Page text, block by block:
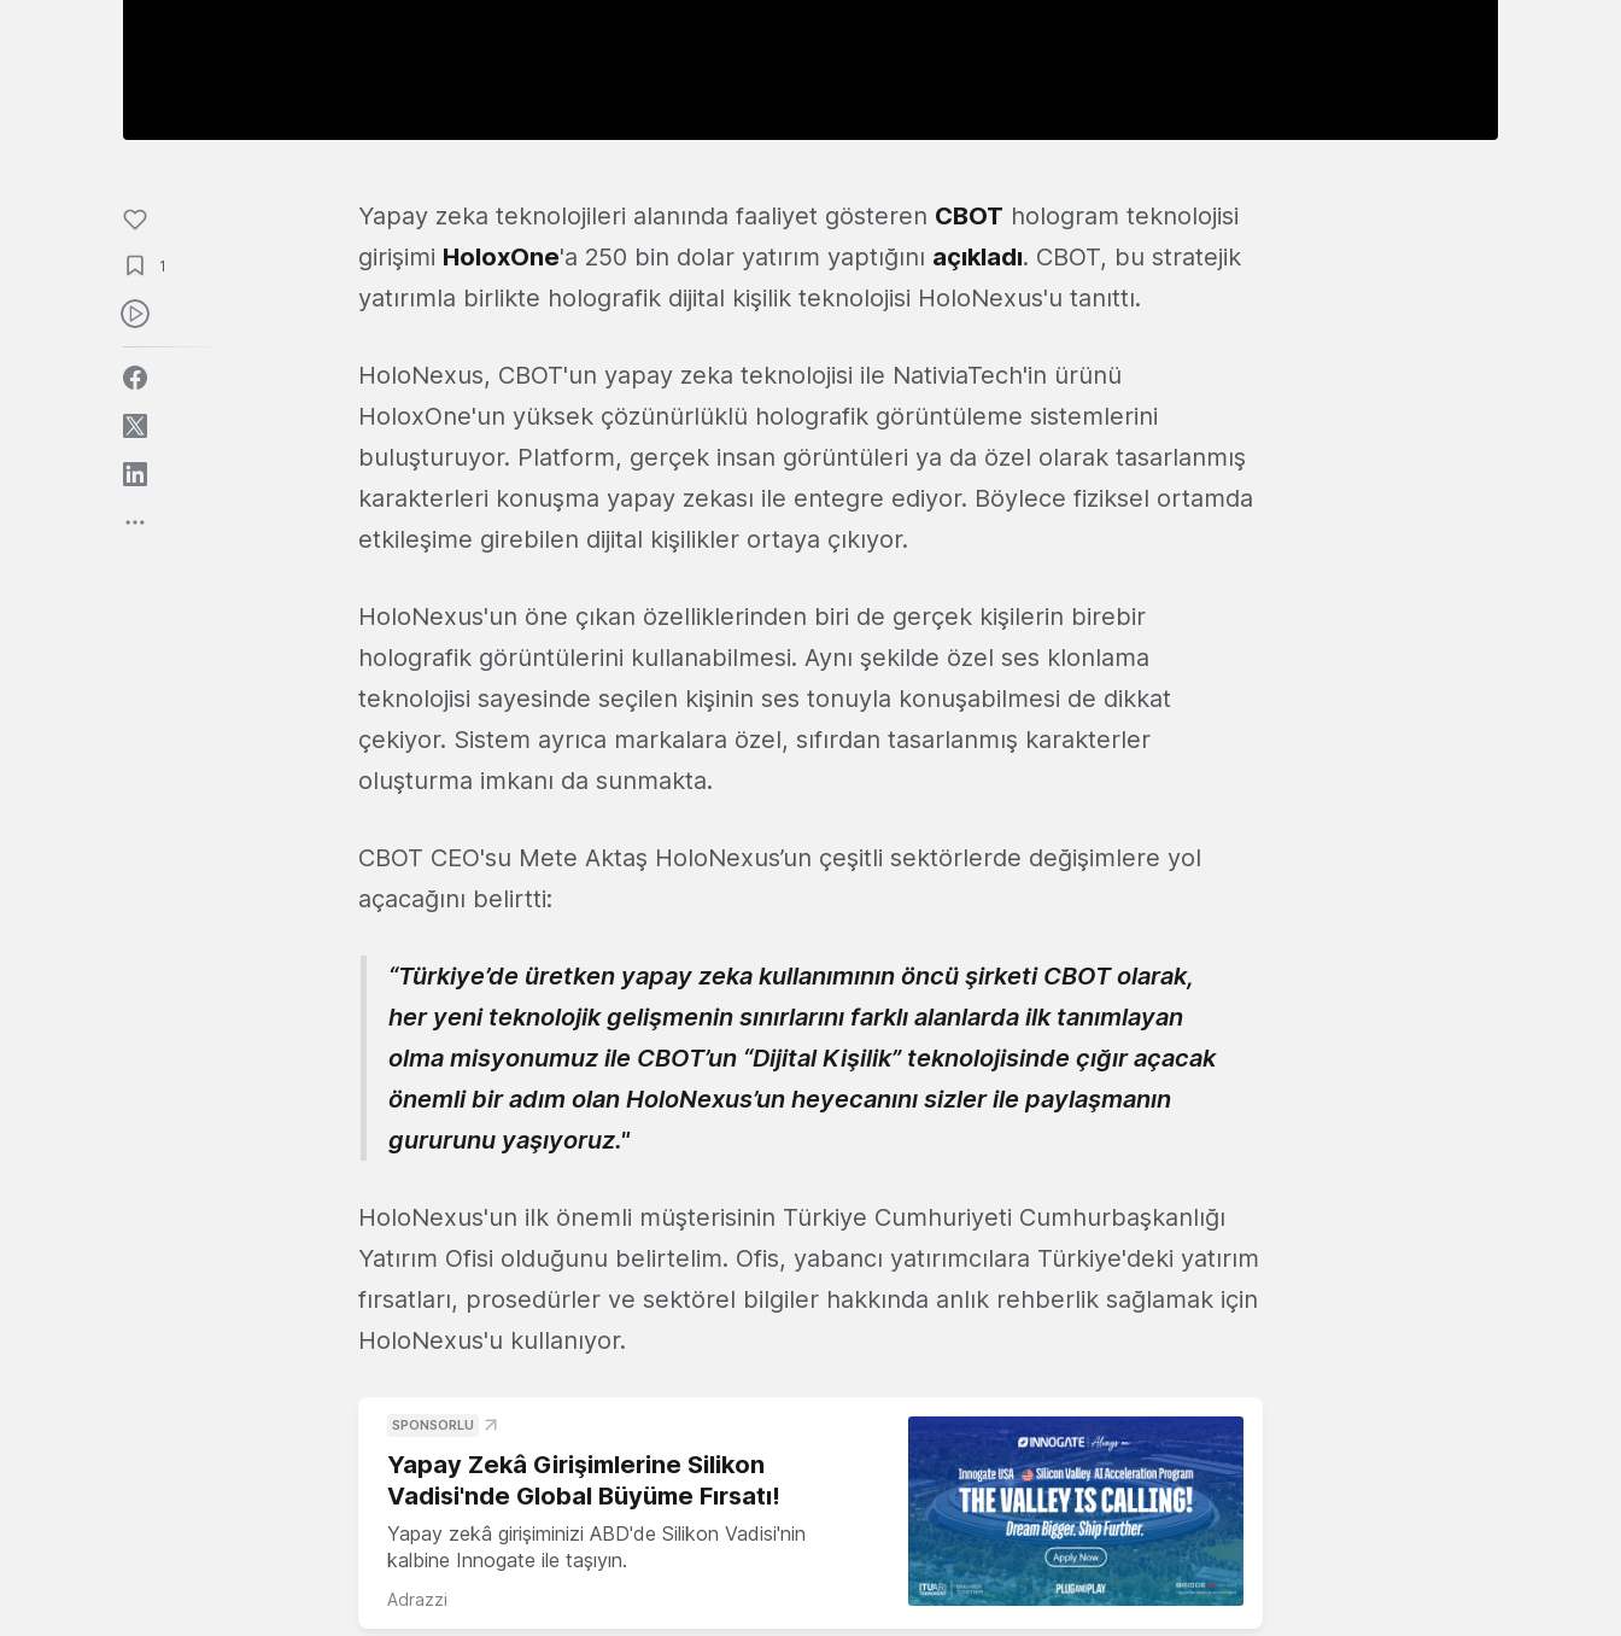
1
Yapay zeka teknolojileri alanında faaliyet gösteren CBOT hologram teknolojisi
girişimi HoloxOne'a 250 bin dolar yatırım yaptığını açıkladı. CBOT, bu stratejik
yatırımla birlikte holografik dijital kişilik teknolojisi HoloNexus'u tanıttı.
HoloNexus, CBOT'un yapay zeka teknolojisi ile NativiaTech'in ürünü
HoloxOne'un yüksek çözünürlüklü holografik görüntüleme sistemlerini
buluşturuyor. Platform, gerçek insan görüntüleri ya da özel olarak tasarlanmış
karakterleri konuşma yapay zekası ile entegre ediyor. Böylece fiziksel ortamda
etkileşime girebilen dijital kişilikler ortaya çıkıyor.
HoloNexus'un öne çıkan özelliklerinden biri de gerçek kişilerin birebir
holografik görüntülerini kullanabilmesi. Aynı şekilde özel ses klonlama
teknolojisi sayesinde seçilen kişinin ses tonuyla konuşabilmesi de dikkat
çekiyor. Sistem ayrıca markalara özel, sıfırdan tasarlanmış karakterler
oluşturma imkanı da sunmakta.
CBOT CEO'su Mete Aktaş HoloNexus’un çeşitli sektörlerde değişimlere yol
açacağını belirtti:
“Türkiye’de üretken yapay zeka kullanımının öncü şirketi CBOT olarak,
her yeni teknolojik gelişmenin sınırlarını farklı alanlarda ilk tanımlayan
olma misyonumuz ile CBOT’un “Dijital Kişilik” teknolojisinde çığır açacak
önemli bir adım olan HoloNexus’un heyecanını sizler ile paylaşmanın
gururunu yaşıyoruz."
HoloNexus'un ilk önemli müşterisinin Türkiye Cumhuriyeti Cumhurbaşkanlığı
Yatırım Ofisi olduğunu belirtelim. Ofis, yabancı yatırımcılara Türkiye'deki yatırım
fırsatları, prosedürler ve sektörel bilgiler hakkında anlık rehberlik sağlamak için
HoloNexus'u kullanıyor.
SPONSORLU
Yapay Zekâ Girişimlerine Silikon
Vadisi'nde Global Büyüme Fırsatı!
Yapay zekâ girişiminizi ABD'de Silikon Vadisi'nin
kalbine Innogate ile taşıyın.
Adrazzi